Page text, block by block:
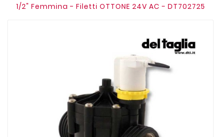
1/2" Femmina - Filetti OTTONE 24V AC - DT702725